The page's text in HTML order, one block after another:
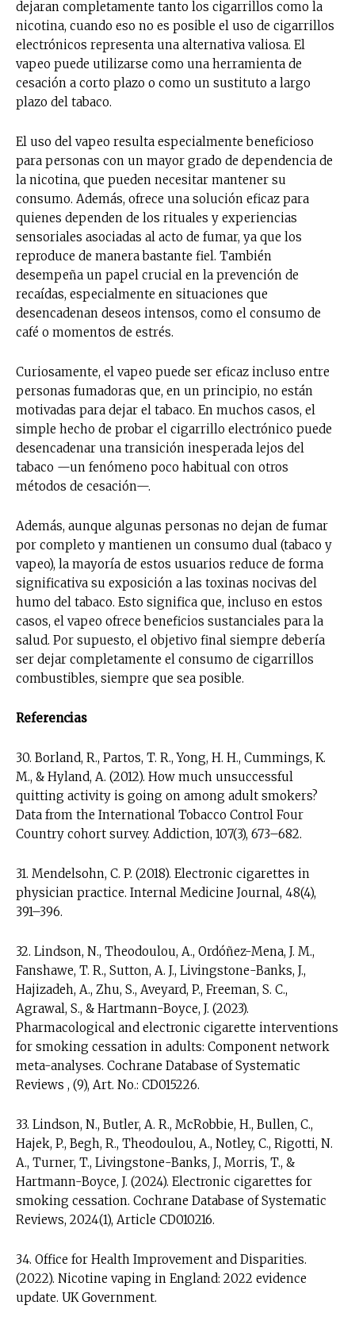
dejaran completamente tanto los cigarrillos como la
nicotina, cuando eso no es posible el uso de cigarrillos
electrónicos representa una alternativa valiosa. El
vapeo puede utilizarse como una herramienta de
cesación a corto plazo o como un sustituto a largo
plazo del tabaco.
El uso del vapeo resulta especialmente beneficioso
para personas con un mayor grado de dependencia de
la nicotina, que pueden necesitar mantener su
consumo. Además, ofrece una solución eficaz para
quienes dependen de los rituales y experiencias
sensoriales asociadas al acto de fumar, ya que los
reproduce de manera bastante fiel. También
desempeña un papel crucial en la prevención de
recaídas, especialmente en situaciones que
desencadenan deseos intensos, como el consumo de
café o momentos de estrés.
Curiosamente, el vapeo puede ser eficaz incluso entre
personas fumadoras que, en un principio, no están
motivadas para dejar el tabaco. En muchos casos, el
simple hecho de probar el cigarrillo electrónico puede
desencadenar una transición inesperada lejos del
tabaco —un fenómeno poco habitual con otros
métodos de cesación—.
Además, aunque algunas personas no dejan de fumar
por completo y mantienen un consumo dual (tabaco y
vapeo), la mayoría de estos usuarios reduce de forma
significativa su exposición a las toxinas nocivas del
humo del tabaco. Esto significa que, incluso en estos
casos, el vapeo ofrece beneficios sustanciales para la
salud. Por supuesto, el objetivo final siempre debería
ser dejar completamente el consumo de cigarrillos
combustibles, siempre que sea posible.
Referencias
30. Borland, R., Partos, T. R., Yong, H. H., Cummings, K.
M., & Hyland, A. (2012). How much unsuccessful
quitting activity is going on among adult smokers?
Data from the International Tobacco Control Four
Country cohort survey. Addiction, 107(3), 673–682.
31. Mendelsohn, C. P. (2018). Electronic cigarettes in
physician practice. Internal Medicine Journal, 48(4),
391–396.
32. Lindson, N., Theodoulou, A., Ordóñez-Mena, J. M.,
Fanshawe, T. R., Sutton, A. J., Livingstone-Banks, J.,
Hajizadeh, A., Zhu, S., Aveyard, P., Freeman, S. C.,
Agrawal, S., & Hartmann-Boyce, J. (2023).
Pharmacological and electronic cigarette interventions
for smoking cessation in adults: Component network
meta-analyses. Cochrane Database of Systematic
Reviews , (9), Art. No.: CD015226.
33. Lindson, N., Butler, A. R., McRobbie, H., Bullen, C.,
Hajek, P., Begh, R., Theodoulou, A., Notley, C., Rigotti, N.
A., Turner, T., Livingstone-Banks, J., Morris, T., &
Hartmann-Boyce, J. (2024). Electronic cigarettes for
smoking cessation. Cochrane Database of Systematic
Reviews, 2024(1), Article CD010216.
34. Office for Health Improvement and Disparities.
(2022). Nicotine vaping in England: 2022 evidence
update. UK Government.